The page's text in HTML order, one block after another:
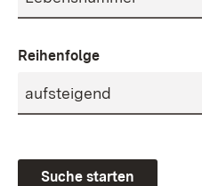
Reihenfolge
Suche starten